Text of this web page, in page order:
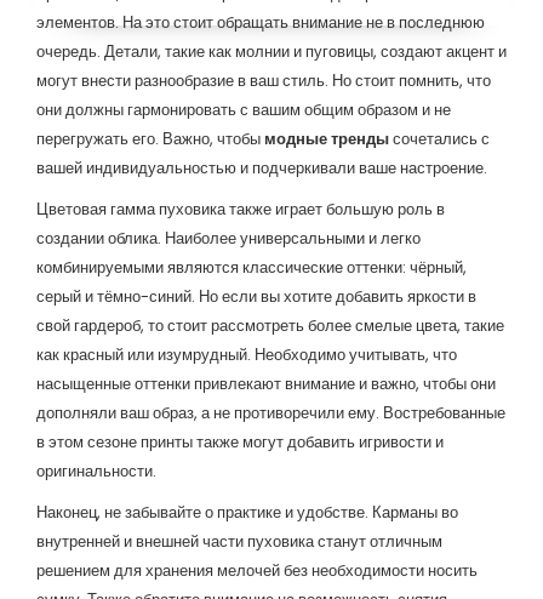
элементов. На это стоит обращать внимание не в последнюю
очередь. Детали, такие как молнии и пуговицы, создают акцент и
могут внести разнообразие в ваш стиль. Но стоит помнить, что
они должны гармонировать с вашим общим образом и не
перегружать его. Важно, чтобы модные трендысочетались с
вашей индивидуальностью и подчеркивали ваше настроение.
Цветовая гамма пуховика также играет большую роль в
создании облика. Наиболее универсальными и легко
комбинируемыми являются классические оттенки: чёрный,
серый и тёмно-синий. Но если вы хотите добавить яркости в
свой гардероб, то стоит рассмотреть более смелые цвета, такие
как красный или изумрудный. Необходимо учитывать, что
насыщенные оттенки привлекают внимание и важно, чтобы они
дополняли ваш образ, а не противоречили ему. Востребованные
в этом сезоне принты также могут добавить игривости и
оригинальности.
Наконец, не забывайте о практике и удобстве. Карманы во
внутренней и внешней части пуховика станут отличным
решением для хранения мелочей без необходимости носить